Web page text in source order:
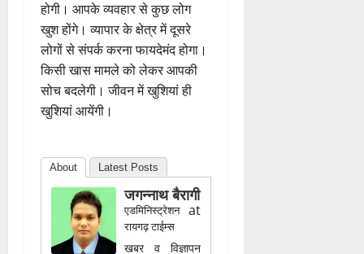
सकता है। इस राशि के कॉमर्स
स्टूडेंट्स को अपने साथियों से सहयोग
प्राप्त होगा, किसी विषय में आ रही
समस्या आसानी से सॉल्व हो जायेगी।
आपका दाम्पत्य जीवन खुशियों से भरा
रहेगा। समाज में आपके कार्यों की चर्चा
खुश होंगे। व्यापार के क्षेत्र में दूसरे
लोगों से संपर्क करना फायदेमंद होगा।
किसी खास मामले को लेकर आपकी
सोच बदलेगी। जीवन में खुशियां ही
खुशियां आयेंगी।